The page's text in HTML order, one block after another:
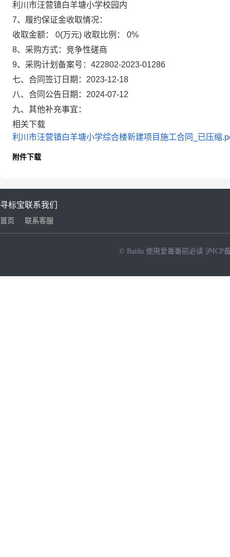
利川市汪营镇白羊塘小学校园内
7、履约保证金收取情况：
收取金额：
0(万元) 收取比例：
0%
8、采购方式： 竞争性磋商
9、采购计划备案号： 422802-2023-01286
七、合同签订日期： 2023-12-18
八、合同公告日期： 2024-07-12
九、其他补充事宜：
相关下载
利川市汪营镇白羊塘小学综合楼新建项目施工合同_已压缩
附件下载
寻标宝
首页
联系我们
联系客服
© Baidu 使用爱番番前必读 沪ICP